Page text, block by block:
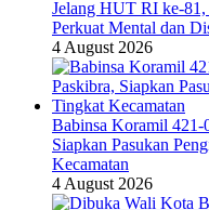
Jelang HUT RI ke-
Perkuat Mental dan
4 August 2026
Babinsa Koramil 421-
Siapkan Pasukan
Kecamatan
4 August 2026